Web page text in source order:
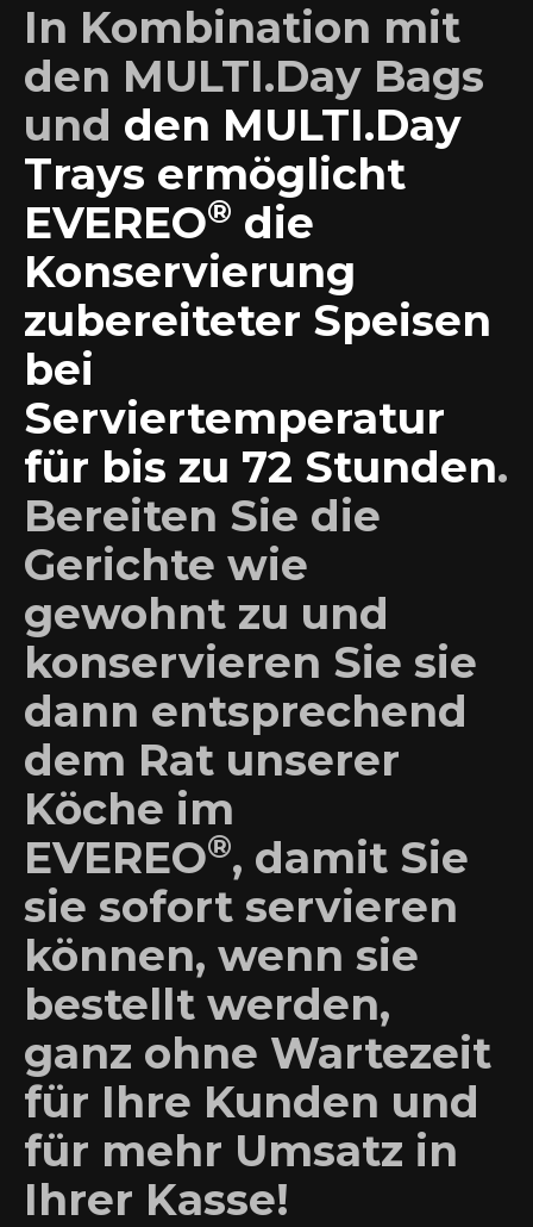
In Kombination mit
den MULTI.Day Bags
und den MULTI.Day
Trays ermöglicht
EVEREO® die
Konservierung
zubereiteter Speisen
bei
Serviertemperatur
für bis zu 72 Stunden.
Bereiten Sie die
Gerichte wie
gewohnt zu und
konservieren Sie sie
dann entsprechend
dem Rat unserer
Köche im
EVEREO®, damit Sie
sie sofort servieren
können, wenn sie
bestellt werden,
ganz ohne Wartezeit
für Ihre Kunden und
für mehr Umsatz in
Ihrer Kasse!